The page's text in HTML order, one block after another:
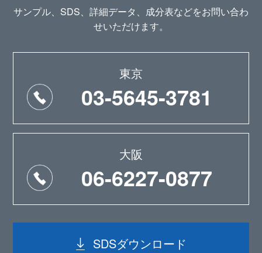
サンプル、SDS、詳細データ、成分表などをお問い合わ
せいただけます。
東京
03-5645-3781
大阪
06-6227-0877
SDSダウンロード